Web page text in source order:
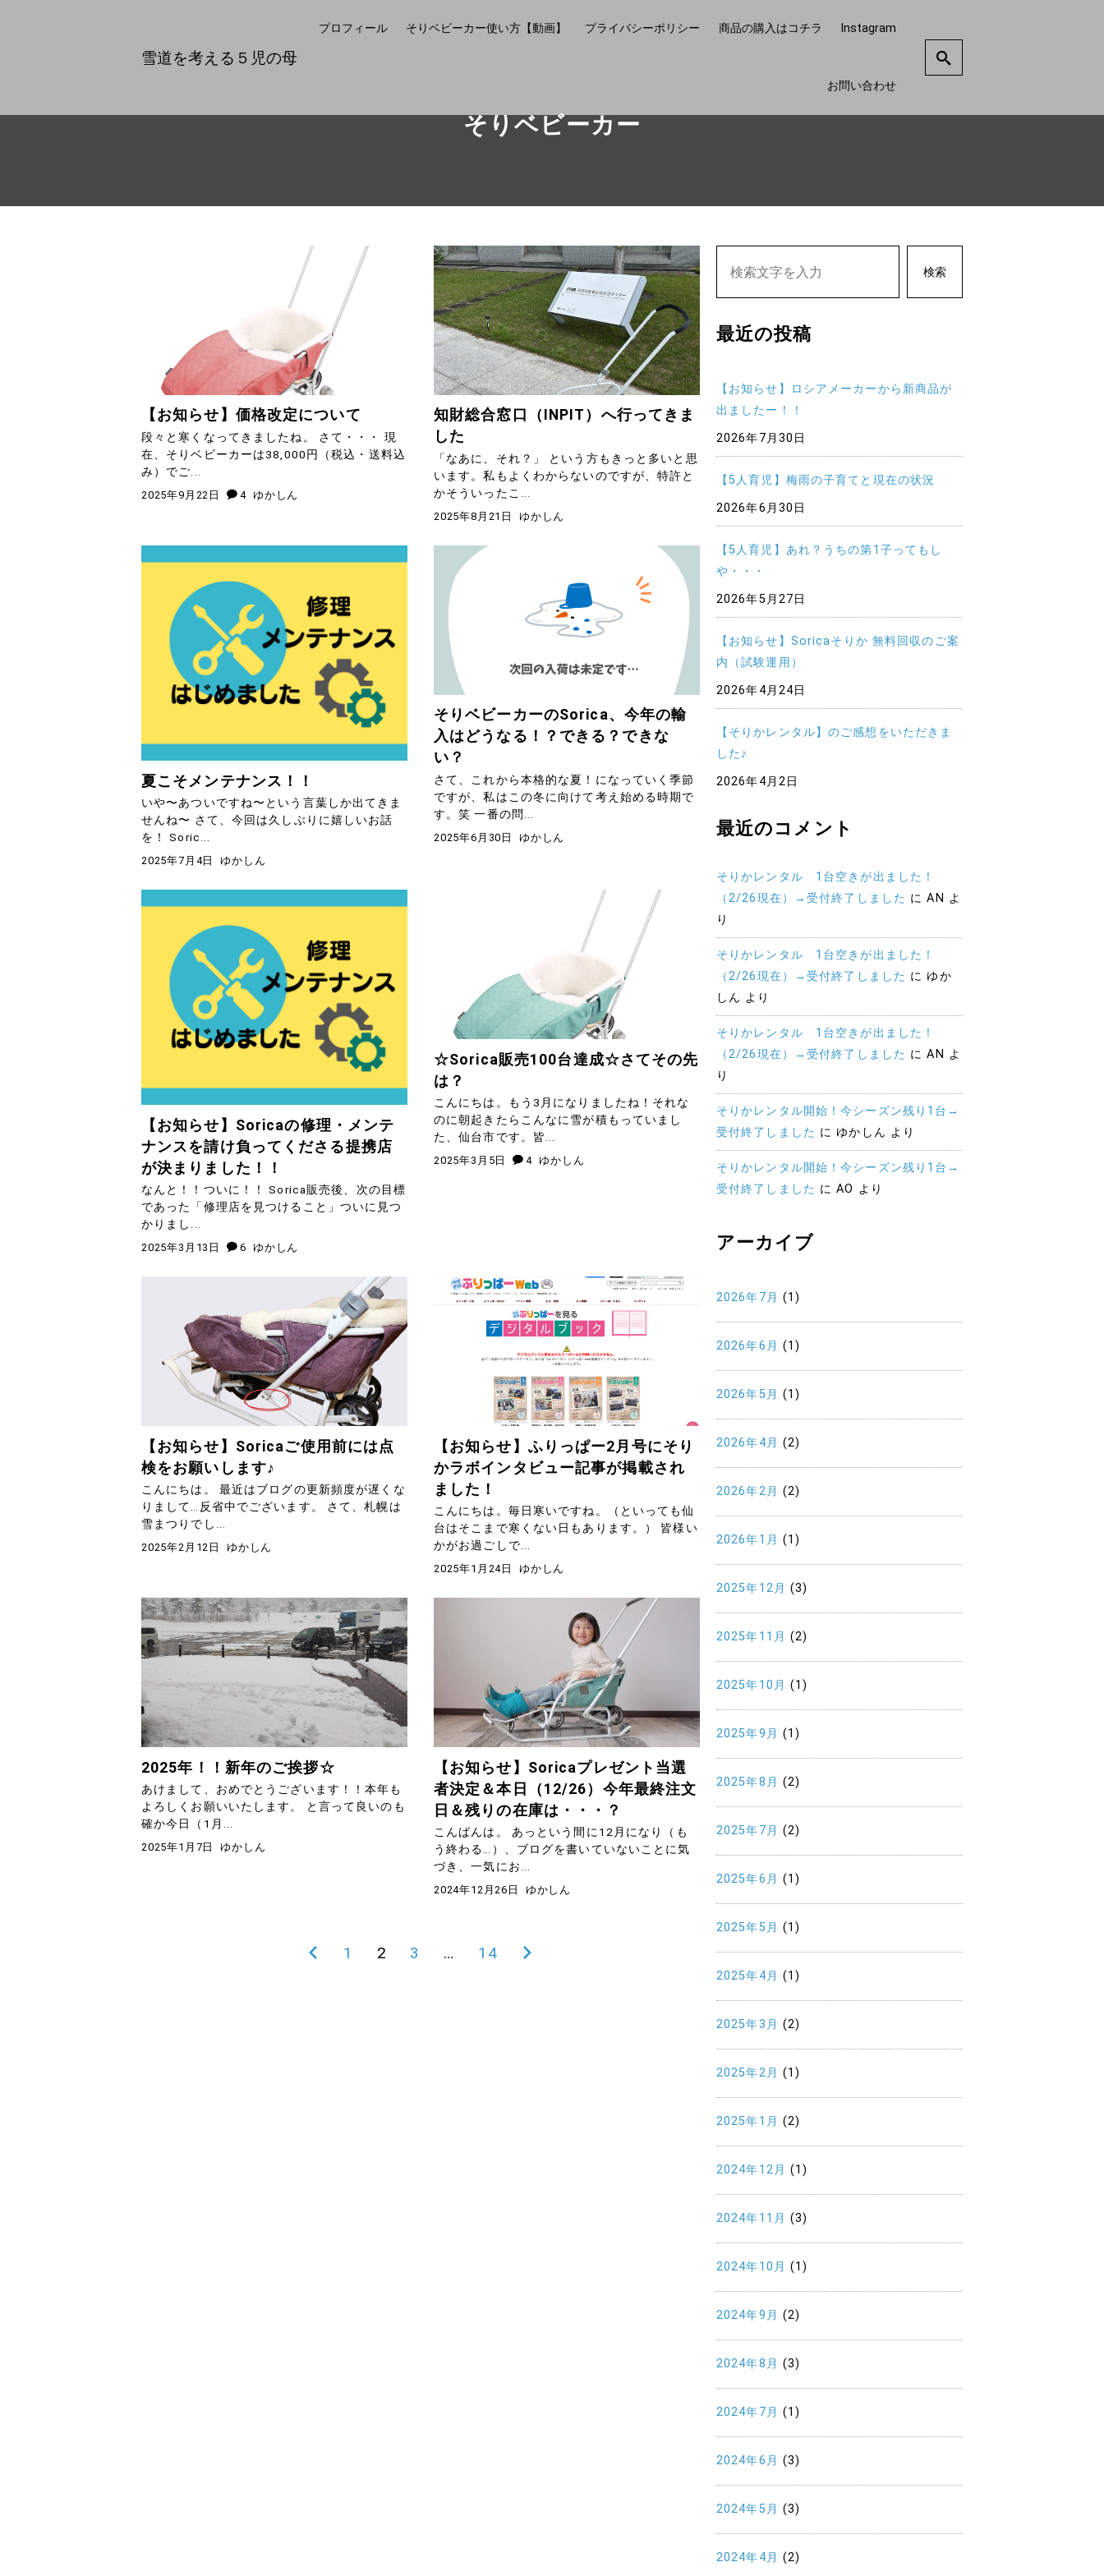
雪道を考える５児の母
プロフィール そりベビーカー使い方【動画】 プライバシーポリシー 商品の購入はコチラ Instagram
お問い合わせ
そりベビーカー
【お知らせ】価格改定について
段々と寒くなってきましたね。 さて・・・ 現
在、そりベビーカーは38,000円（税込・送料込
み）でご...
2025年9月22日 4 ゆかしん
知財総合窓口（INPIT）へ行ってきま
した
「なあに、それ？」 という方もきっと多いと思
います。私もよくわからないのですが、特許と
かそういったこ...
2025年8月21日 ゆかしん
夏こそメンテナンス！！
いや〜あついですね〜という言葉しか出てきま
せんね〜 さて、今回は久しぶりに嬉しいお話
を！ Soric...
2025年7月4日 ゆかしん
そりベビーカーのSorica、今年の輸
入はどうなる！？できる？できな
い？
さて、これから本格的な夏！になっていく季節
ですが、私はこの冬に向けて考え始める時期で
す。笑 一番の問...
2025年6月30日 ゆかしん
【お知らせ】Soricaの修理・メンテ
ナンスを請け負ってくださる提携店
が決まりました！！
なんと！！ついに！！ Sorica販売後、次の目標
であった「修理店を見つけること」ついに見つ
かりまし...
2025年3月13日 6 ゆかしん
☆Sorica販売100台達成☆さてその先
は？
こんにちは。もう3月になりましたね！それな
のに朝起きたらこんなに雪が積もっていまし
た、仙台市です。皆...
2025年3月5日 4 ゆかしん
【お知らせ】Soricaご使用前には点
検をお願いします♪
こんにちは。 最近はブログの更新頻度が遅くな
りまして…反省中でございます。 さて、札幌は
雪まつりでし...
2025年2月12日 ゆかしん
【お知らせ】ふりっぱー2月号にそり
かラボインタビュー記事が掲載され
ました！
こんにちは。毎日寒いですね。（といっても仙
台はそこまで寒くない日もあります。） 皆様い
かがお過ごしで...
2025年1月24日 ゆかしん
2025年！！新年のご挨拶☆
あけまして、おめでとうございます！！本年も
よろしくお願いいたします。 と言って良いのも
確か今日（1月...
2025年1月7日 ゆかしん
【お知らせ】Soricaプレゼント当選
者決定＆本日（12/26）今年最終注文
日＆残りの在庫は・・・？
こんばんは。 あっという間に12月になり（も
う終わる…）、ブログを書いていないことに気
づき、一気にお...
2024年12月26日 ゆかしん
前1 2 3 … 14
次
検索
最近の投稿
【お知らせ】ロシアメーカーから新商品が
出ましたー！！
2026年7月30日
【5人育児】梅雨の子育てと現在の状況
2026年6月30日
【5人育児】あれ？うちの第1子ってもし
や・・・
2026年5月27日
【お知らせ】Soricaそりか 無料回収のご案
内（試験運用）
2026年4月24日
【そりかレンタル】のご感想をいただきま
した♪
2026年4月2日
最近のコメント
そりかレンタル 1台空きが出ました！
（2/26現在）→受付終了しました にAN よ
り
そりかレンタル 1台空きが出ました！
（2/26現在）→受付終了しました に ゆか
しん より
そりかレンタル 1台空きが出ました！
（2/26現在）→受付終了しました にAN よ
り
そりかレンタル開始！今シーズン残り1台→
受付終了しました に ゆかしん より
そりかレンタル開始！今シーズン残り1台→
受付終了しました にAO より
アーカイブ
2026年7月 (1)
2026年6月 (1)
2026年5月 (1)
2026年4月 (2)
2026年2月 (2)
2026年1月 (1)
2025年12月 (3)
2025年11月 (2)
2025年10月 (1)
2025年9月 (1)
2025年8月 (2)
2025年7月 (2)
2025年6月 (1)
2025年5月 (1)
2025年4月 (1)
2025年3月 (2)
2025年2月 (1)
2025年1月 (2)
2024年12月 (1)
2024年11月 (3)
2024年10月 (1)
2024年9月 (2)
2024年8月 (3)
2024年7月 (1)
2024年6月 (3)
2024年5月 (3)
2024年4月 (2)